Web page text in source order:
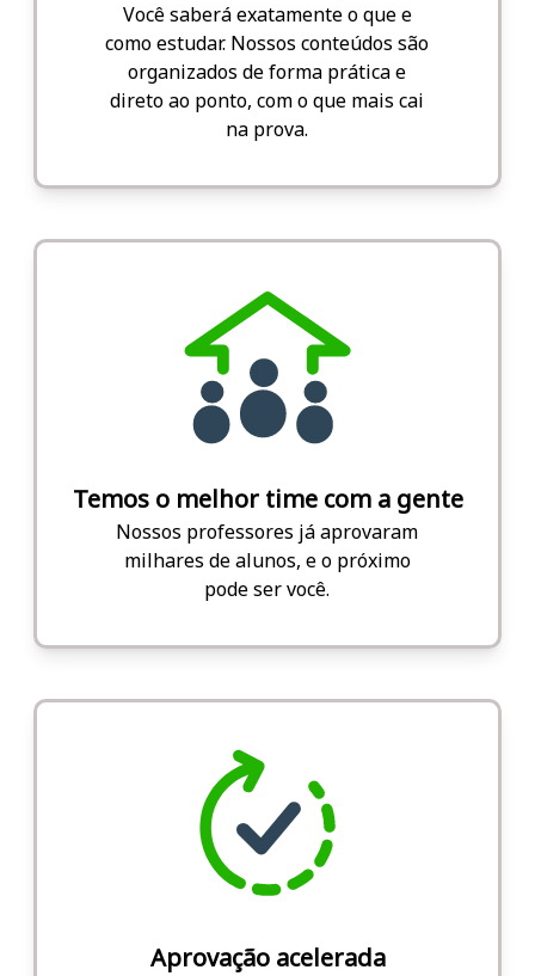
Você saberá exatamente o que e
como estudar. Nossos conteúdos são
organizados de forma prática e
direto ao ponto, com o que mais cai
na prova.
Temos o melhor time com a gente
Nossos professores já aprovaram
milhares de alunos, e o próximo
pode ser você.
Aprovação acelerada